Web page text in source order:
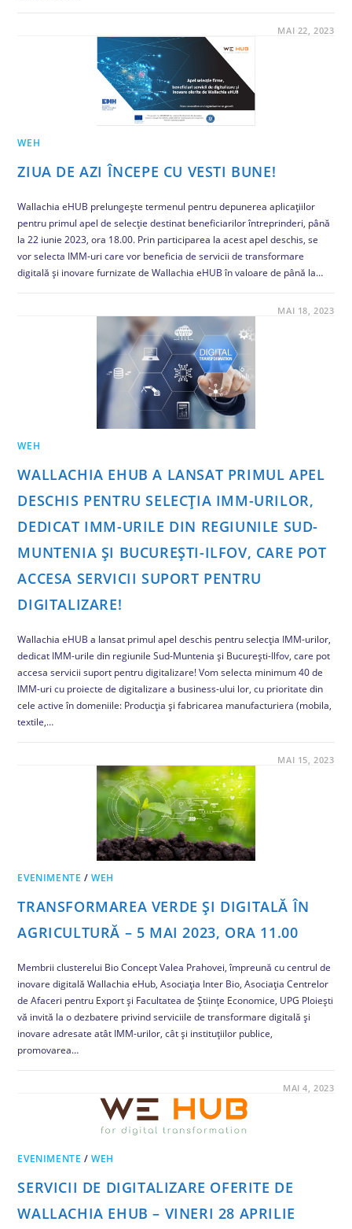
MAI 22, 2023
WEH
ZIUA DE AZI ÎNCEPE CU VESTI BUNE!
Wallachia eHUB prelungește termenul pentru depunerea aplicațiilor
pentru primul apel de selecție destinat beneficiarilor întreprinderi, până
la 22 iunie 2023, ora 18.00. Prin participarea la acest apel deschis, se
vor selecta IMM-uri care vor beneficia de servicii de transformare
digitală și inovare furnizate de Wallachia eHUB în valoare de până la…
MAI 18, 2023
WEH
WALLACHIA EHUB A LANSAT PRIMUL APEL
DESCHIS PENTRU SELECȚIA IMM-URILOR,
DEDICAT IMM-URILE DIN REGIUNILE SUD-
MUNTENIA ȘI BUCUREȘTI-ILFOV, CARE POT
ACCESA SERVICII SUPORT PENTRU
DIGITALIZARE!
Wallachia eHUB a lansat primul apel deschis pentru selecția IMM-urilor,
dedicat IMM-urile din regiunile Sud-Muntenia și București-Ilfov, care pot
accesa servicii suport pentru digitalizare! Vom selecta minimum 40 de
IMM-uri cu proiecte de digitalizare a business-ului lor, cu prioritate din
cele active în domeniile: Producția și fabricarea manufacturiera (mobila,
textile,…
MAI 15, 2023
EVENIMENTE /WEH
TRANSFORMAREA VERDE ȘI DIGITALĂ ÎN
AGRICULTURĂ – 5 MAI 2023, ORA 11.00
Membrii clusterelui Bio Concept Valea Prahovei, împreună cu centrul de
inovare digitală Wallachia eHub, Asociația Inter Bio, Asociația Centrelor
de Afaceri pentru Export și Facultatea de Științe Economice, UPG Ploiești
vă invită la o dezbatere privind serviciile de transformare digitală și
inovare adresate atât IMM-urilor, cât și instituțiilor publice,
promovarea…
MAI 4, 2023
EVENIMENTE /WEH
SERVICII DE DIGITALIZARE OFERITE DE
WALLACHIA EHUB – VINERI 28 APRILIE